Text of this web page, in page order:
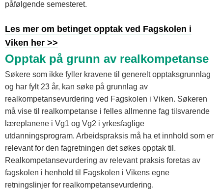
påfølgende semesteret.
Les mer om betinget opptak ved Fagskolen i
Viken her >>
Opptak på grunn av realkompetanse
Søkere som ikke fyller kravene til generelt opptaksgrunnlag
og har fylt 23 år, kan søke på grunnlag av
realkompetansevurdering ved Fagskolen i Viken. Søkeren
må vise til realkompetanse i felles allmenne fag tilsvarende
læreplanene i Vg1 og Vg2 i yrkesfaglige
utdanningsprogram. Arbeidspraksis må ha et innhold som er
relevant for den fagretningen det søkes opptak til.
Realkompetansevurdering av relevant praksis foretas av
fagskolen i henhold til Fagskolen i Vikens egne
retningslinjer for realkompetansevurdering.